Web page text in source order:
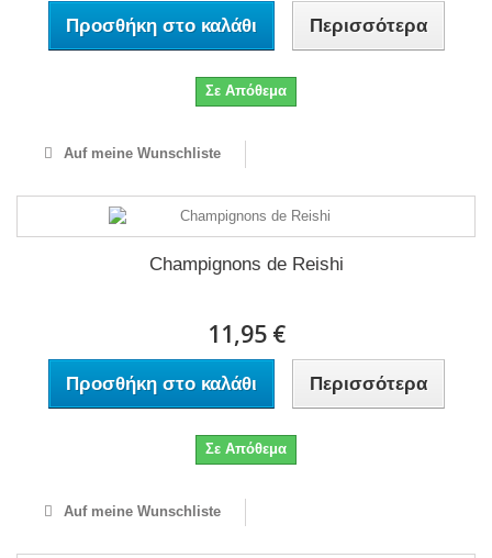
Προσθήκη στο καλάθι Περισσότερα
Σε Απόθεμα
Auf meine Wunschliste
Champignons de Reishi
11,95 €
Προσθήκη στο καλάθι Περισσότερα
Σε Απόθεμα
Auf meine Wunschliste